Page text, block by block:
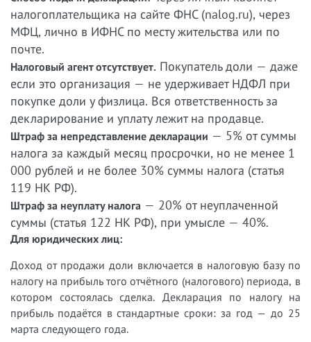
налогоплательщика на сайте ФНС (nalog.ru), через
МФЦ, лично в ИФНС по месту жительства или по
почте.
Налоговый агент отсутствует. Покупатель доли — даже
если это организация — не удерживает НДФЛ при
покупке доли у физлица. Вся ответственность за
декларирование и уплату лежит на продавце.
Штраф за непредставление декларации — 5% от суммы
налога за каждый месяц просрочки, но не менее 1
000 рублей и не более 30% суммы налога (статья
119 НК РФ).
Штраф за неуплату налога — 20% от неуплаченной
суммы (статья 122 НК РФ), при умысле — 40%.
Для юридических лиц:
Доход от продажи доли включается в налоговую базу по
налогу на прибыль того отчётного (налогового) периода, в
котором состоялась сделка. Декларация по налогу на
прибыль подаётся в стандартные сроки: за год — до 25
марта следующего года.